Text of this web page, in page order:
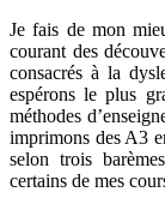
Je fais de mon
courant des
consacrés à la
espérons le plus
méthodes
imprimons des A3
selon trois
certains de mes